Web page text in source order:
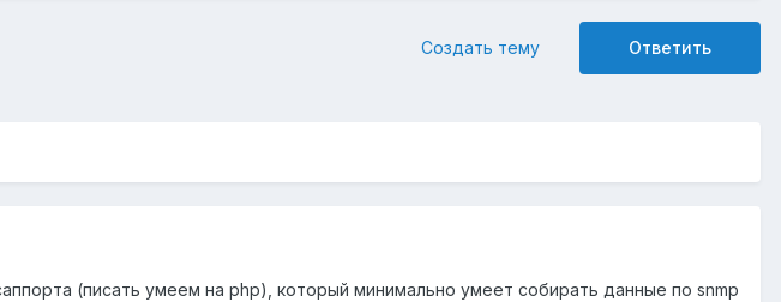
Ответить
Создать тему
(писать умеем на php), который минимально умеет собирать данные по snmp